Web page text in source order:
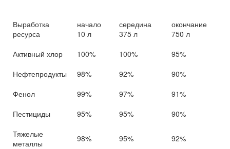
Выработка
ресурса
начало
10 л
середина
375 л
окончание
750 л
Активный хлор
100% 100%
95%
Нефтепродукты
98% 92%
90%
Фенол
99% 97%
91%
Пестициды
95% 95%
90%
Тяжелые
металлы
98% 95% 92%